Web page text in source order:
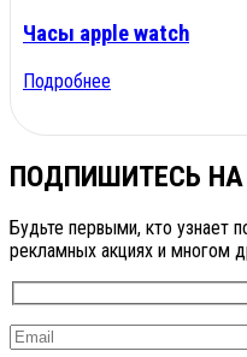
Часы apple watch
Подробнее
ПОДПИШИТЕСЬ
Будьте первыми, кто узнает
рекламных акциях и многом